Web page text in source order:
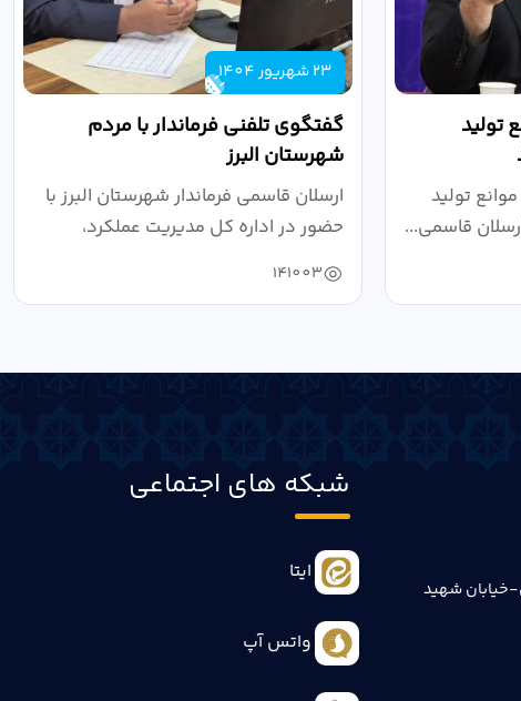
تولید
تولید
قاسمی...
23 شهریور 1404
گفتگوی تلفنی فرماندار با مردم
شهرستان البرز
ارسلان قاسمی فرماندار شهرستان البرز با
حضور در اداره کل مدیریت عملکرد،
بازرسی...
141003
خیابان شهید
شبکه های اجتماعی
ایتا
واتس آپ